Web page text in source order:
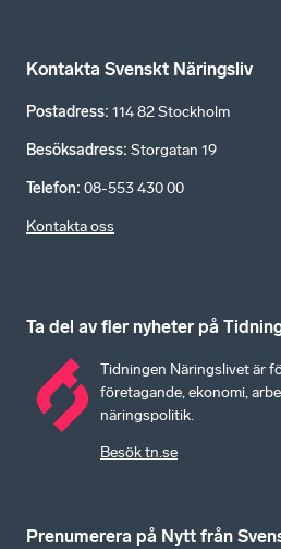
Kontakta Svenskt Näringsliv
Postadress: 114 82 Stockholm
Besöksadress: Storgatan 19
Telefon: 08-553 430 00
Kontakta oss
Ta del av fler nyheter på
Tidningen Näringslivet är
företagande, ekonomi,
näringspolitik.
Besök tn.se
Prenumerera på Nytt från